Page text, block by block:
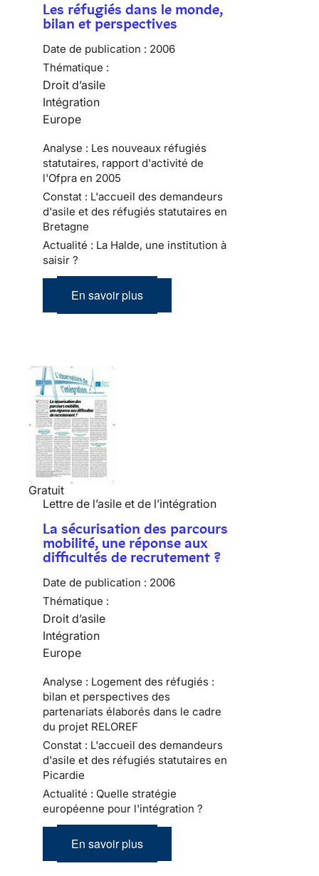
Les réfugiés dans le monde,
bilan et perspectives
Date de publication : 2006
Thématique :
Droit d’asile
Intégration
Europe
Analyse : Les nouveaux réfugiés
statutaires, rapport d'activité de
l'Ofpra en 2005
Constat : L'accueil des demandeurs
d'asile et des réfugiés statutaires en
Bretagne
Actualité : La Halde, une institution à
saisir ?
En savoir plus
Gratuit
Lettre de l’asile et de l’intégration
La sécurisation des parcours
mobilité, une réponse aux
difficultés de recrutement ?
Date de publication : 2006
Thématique :
Droit d’asile
Intégration
Europe
Analyse : Logement des réfugiés :
bilan et perspectives des
partenariats élaborés dans le cadre
du projet RELOREF
Constat : L'accueil des demandeurs
d'asile et des réfugiés statutaires en
Picardie
Actualité : Quelle stratégie
européenne pour l'intégration ?
En savoir plus